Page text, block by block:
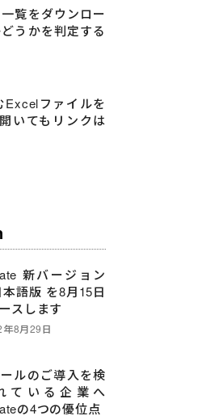
覧をダウンロー
うかを判定する
Excelファイルを
いてもリンクは
新バージョン
語版 を8月15日
スします
8月29日
ルのご導入を検
ている企業へ
の4つの優位点